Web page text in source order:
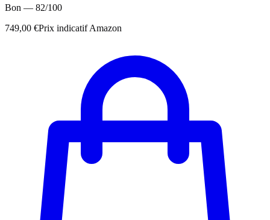
Bon — 82/100
749,00 €Prix indicatif Amazon